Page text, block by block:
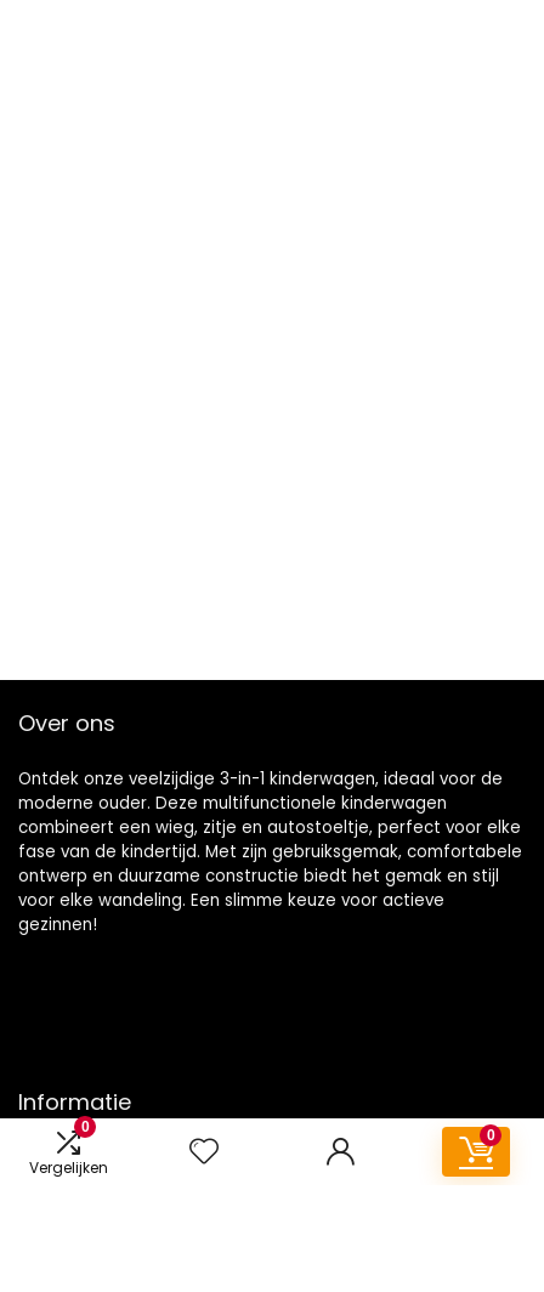
0
Vergelijken
0
Over ons
Ontdek onze veelzijdige 3-in-1 kinderwagen, ideaal voor de
moderne ouder. Deze multifunctionele kinderwagen
combineert een wieg, zitje en autostoeltje, perfect voor elke
fase van de kindertijd. Met zijn gebruiksgemak, comfortabele
ontwerp en duurzame constructie biedt het gemak en stijl
voor elke wandeling. Een slimme keuze voor actieve
gezinnen!
Informatie
Contact